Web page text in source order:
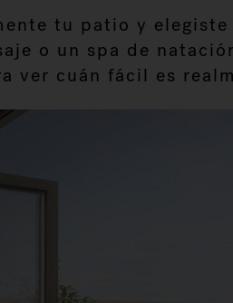
tu patio y
o un spa de
ver cuán fácil es